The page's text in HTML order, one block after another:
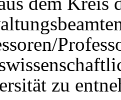
zu